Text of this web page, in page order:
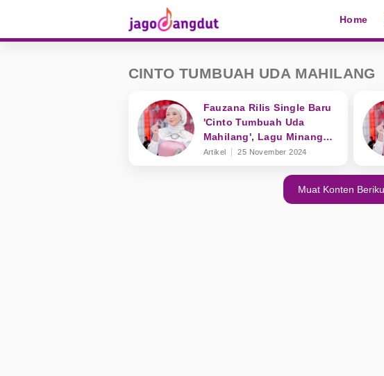
Home
CINTO TUMBUAH UDA MAHILANG
Fauzana Rilis Single Baru
'Cinto Tumbuah Uda
Mahilang', Lagu Minang
Jadi Favorit
Artikel 25 November 2024
Muat Konten